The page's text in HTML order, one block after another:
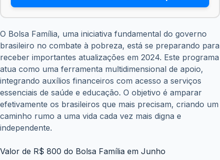
O Bolsa Família, uma iniciativa fundamental do governo
brasileiro no combate à pobreza, está se preparando para
receber importantes atualizações em 2024. Este programa
atua como uma ferramenta multidimensional de apoio,
integrando auxílios financeiros com acesso a serviços
essenciais de saúde e educação. O objetivo é amparar
efetivamente os brasileiros que mais precisam, criando um
caminho rumo a uma vida cada vez mais digna e
independente.
Valor de R$ 800 do Bolsa Família em Junho